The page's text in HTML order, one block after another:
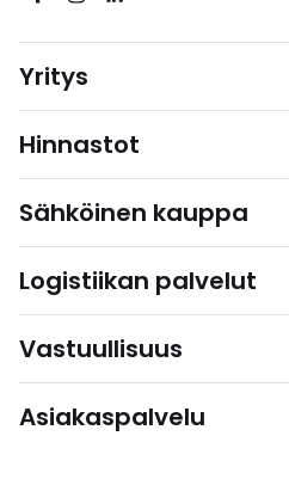
Yritys
Hinnastot
Sähköinen kauppa
Logistiikan palvelut
Vastuullisuus
Asiakaspalvelu